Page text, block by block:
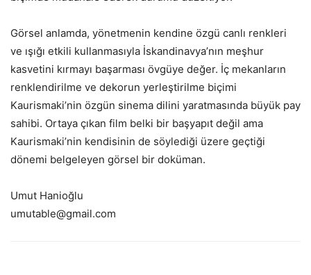
Görsel anlamda, yönetmenin kendine özgü canlı renkleri
ve ışığı etkili kullanmasıyla İskandinavya’nın meşhur
kasvetini kırmayı başarması övgüye değer. İç mekanların
renklendirilme ve dekorun yerleştirilme biçimi
Kaurismaki’nin özgün sinema dilini yaratmasında büyük pay
sahibi. Ortaya çıkan film belki bir başyapıt değil ama
Kaurismaki’nin kendisinin de söylediği üzere geçtiği
dönemi belgeleyen görsel bir doküman.
Umut Hanioğlu
umutable@gmail.com